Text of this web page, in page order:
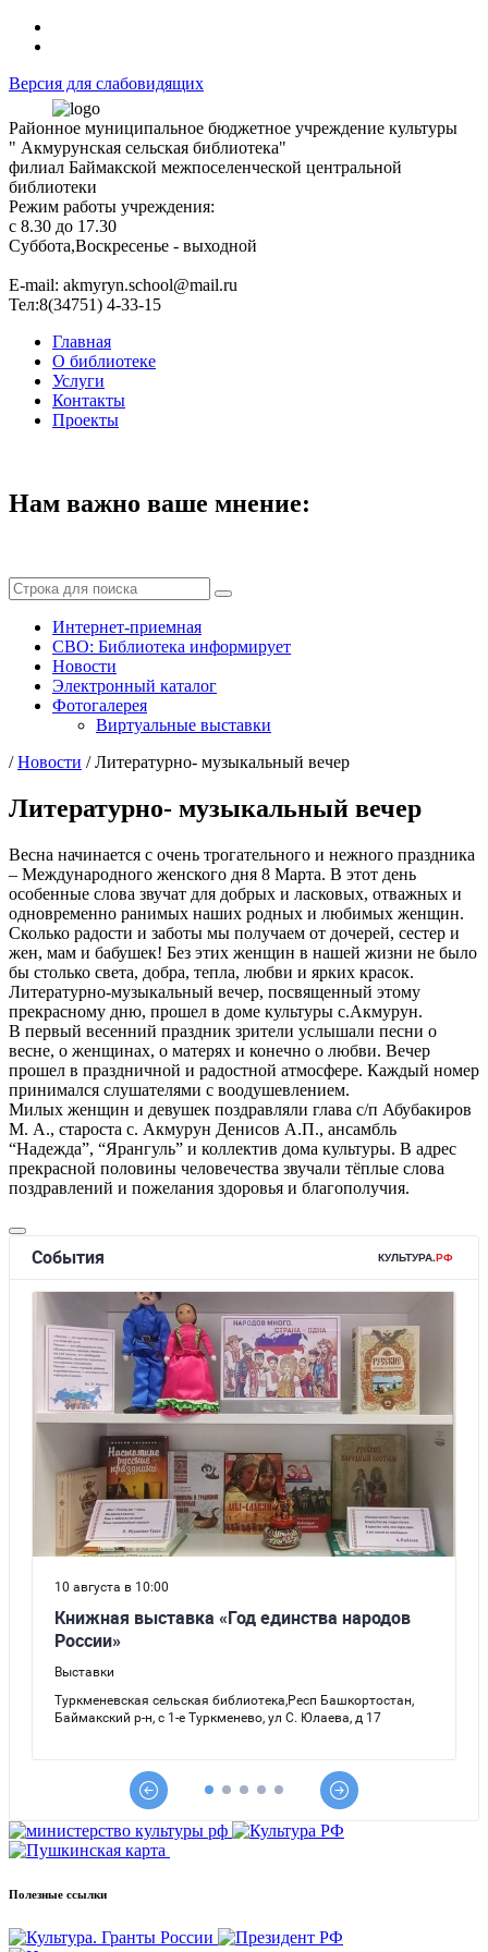
Версия для слабовидящих
Районное муниципальное бюджетное учреждение культуры
" Акмурунская сельская библиотека"
филиал Баймакской межпоселенческой центральной
библиотеки
Режим работы учреждения:
с 8.30 до 17.30
Суббота,Воскресенье - выходной
Е-mail: akmyryn.school@mail.ru
Тел:8(34751) 4-33-15
Главная
О библиотеке
Услуги
Контакты
Проекты
Нам важно ваше мнение:
Интернет-приемная
СВО: Библиотека информирует
Новости
Электронный каталог
Фотогалерея
Виртуальные выставки
/Новости /Литературно- музыкальный вечер
Литературно- музыкальный вечер
Весна начинается с очень трогательного и нежного праздника
– Международного женского дня 8 Марта. В этот день
особенные слова звучат для добрых и ласковых, отважных и
одновременно ранимых наших родных и любимых женщин.
Сколько радости и заботы мы получаем от дочерей, сестер и
жен, мам и бабушек! Без этих женщин в нашей жизни не было
бы столько света, добра, тепла, любви и ярких красок.
Литературно-музыкальный вечер, посвященный этому
прекрасному дню, прошел в доме культуры с.Акмурун.
В первый весенний праздник зрители услышали песни о
весне, о женщинах, о матерях и конечно о любви. Вечер
прошел в праздничной и радостной атмосфере. Каждый номер
принимался слушателями с воодушевлением.
Милых женщин и девушек поздравляли глава с/п Абубакиров
М. А., староста с. Акмурун Денисов А.П., ансамбль
“Надежда”, “Ярангуль” и коллектив дома культуры. В адрес
прекрасной половины человечества звучали тёплые слова
поздравлений и пожелания здоровья и благополучия.
Полезные ссылки